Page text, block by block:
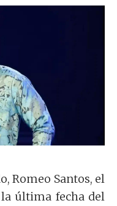
Romeo Santos, el
última fecha del